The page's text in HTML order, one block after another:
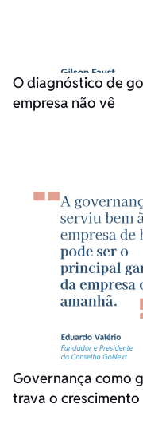
O diagnóstico de
empresa não vê
Governança como
trava o crescimento